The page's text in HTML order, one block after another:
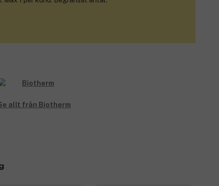
allt från Biotherm